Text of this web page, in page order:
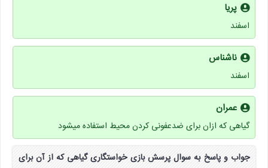
پریا
اسفند
ناشناس
اسفند
عمران
گیاهی که ازان برای ضدعفونی کردن محیط استفاده میشود
جواب و پاسخ به سوال پرسش بازی خواستگاری گیاهی که از آن برای